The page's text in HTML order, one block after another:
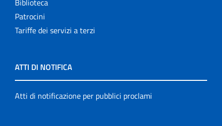
Biblioteca
Patrocini
Tariffe dei servizi a terzi
ATTI DI NOTIFICA
Atti di notificazione per pubblici proclami